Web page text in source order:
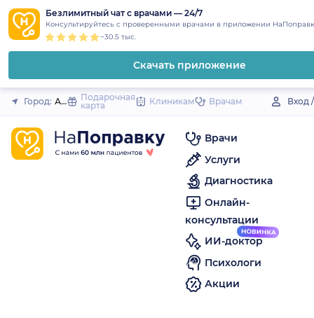
to
content
Безлимитный чат с врачами — 24/7
Консультируйтесь с проверенными врачами в приложении
~30.5 тыс.
Скачать приложение
Закрыть
Город: Ак-ДовуракПодарочная
карта
Клиникам Врачам Вход
Врачи
Услуги
Диагностика
Онлайн-
консультации
ИИ-доктор
Психологи
Акции